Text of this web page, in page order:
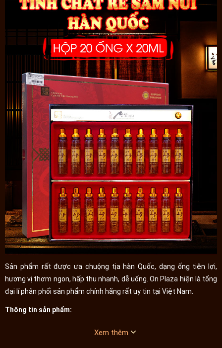
Sản phẩm rất được ưa chuộng tịa hàn Quốc, dạng ống tiện lợi,
hương vị thơm ngon, hấp thu nhanh, dễ uống. On Plaza hiện là tổng
đại lí phân phối sản phẩm chính hãng rất uy tin tại Việt Nam.
Thông tin sản phẩm:
- Thành phần chính: rễ sâm núi nhiều năm tuổi
Xem thêm